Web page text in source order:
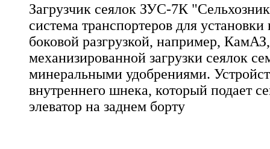
Загрузчик сеялок ЗУС-7К
система транспортеров для
боковой разгрузкой, например,
механизированной загрузки сеялок
минеральными удобрениями.
внутреннего шнека, который подает
элеватор на заднем борту